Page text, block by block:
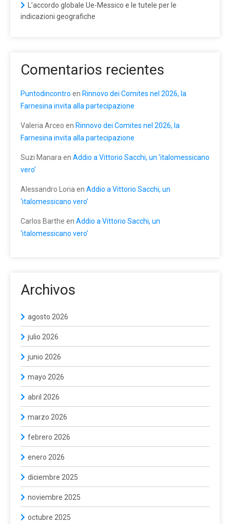
L’accordo globale Ue-Messico e le tutele per le
indicazioni geografiche
Comentarios recientes
Puntodincontro en Rinnovo dei Comites nel 2026, la
Farnesina invita alla partecipazione
Valeria Arceo en Rinnovo dei Comites nel 2026, la
Farnesina invita alla partecipazione
Suzi Manara en Addio a Vittorio Sacchi, un ‘italomessicano
vero’
Alessandro Loria en Addio a Vittorio Sacchi, un
‘italomessicano vero’
Carlos Barthe en Addio a Vittorio Sacchi, un
‘italomessicano vero’
Archivos
agosto 2026
julio 2026
junio 2026
mayo 2026
abril 2026
marzo 2026
febrero 2026
enero 2026
diciembre 2025
noviembre 2025
octubre 2025